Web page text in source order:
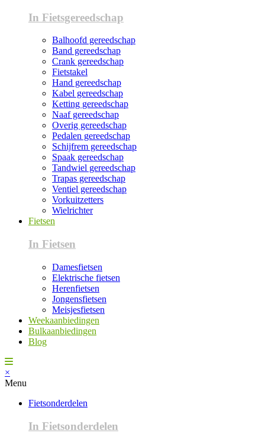
In Fietsgereedschap
Balhoofd gereedschap
Band gereedschap
Crank gereedschap
Fietstakel
Hand gereedschap
Kabel gereedschap
Ketting gereedschap
Naaf gereedschap
Overig gereedschap
Pedalen gereedschap
Schijfrem gereedschap
Spaak gereedschap
Tandwiel gereedschap
Trapas gereedschap
Ventiel gereedschap
Vorkuitzetters
Wielrichter
Fietsen
In Fietsen
Damesfietsen
Elektrische fietsen
Herenfietsen
Jongensfietsen
Meisjesfietsen
Weekaanbiedingen
Bulkaanbiedingen
Blog
×
Menu
Fietsonderdelen
In Fietsonderdelen